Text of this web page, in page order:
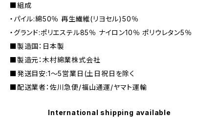
■組成
・パイル:綿50％ 再生繊維(リヨセル)50％
・グランド:ポリエステル85％ ナイロン10％ ポリウレタン5％
■製造国：日本製
■製造元：木村綿業株式会社
■発送目安:1〜5営業日(土日祝日を除く
■配送業者：佐川急便/福山通運/ヤマト運輸
International shipping available